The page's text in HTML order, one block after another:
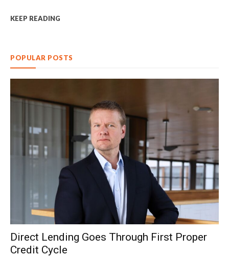
KEEP READING
POPULAR POSTS
Direct Lending Goes Through First Proper
Credit Cycle